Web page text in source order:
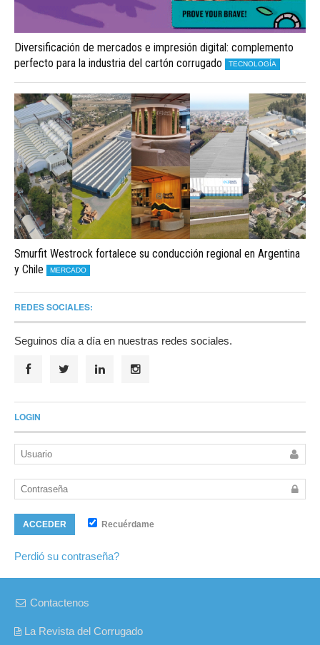
Diversificación de mercados e impresión digital: complemento
perfecto para la industria del cartón corrugado
TECNOLOGÍA
Smurfit Westrock fortalece su conducción regional en Argentina
y Chile
MERCADO
REDES SOCIALES:
Seguinos día a día en nuestras redes sociales.
LOGIN
ACCEDER Recuérdame
Perdió su contraseña?
Contactenos
La Revista del Corrugado